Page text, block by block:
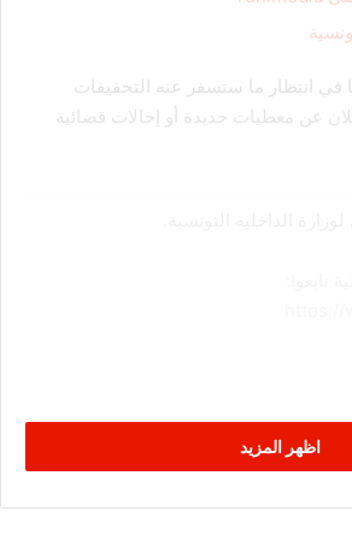
في انتظار ما ستسفر عنه التحقيقات
عن معطيات جديدة أو إحالات قضائية
اظهر المزيد